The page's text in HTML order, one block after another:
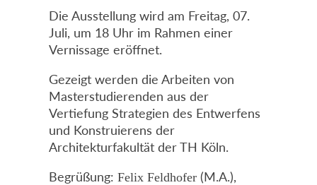
Die Ausstellung wird am Freitag, 07.
Juli, um 18 Uhr im Rahmen einer
Vernissage eröffnet.
Gezeigt werden die Arbeiten von
Masterstudierenden aus der
Vertiefung Strategien des Entwerfens
und Konstruierens der
Architekturfakultät der TH Köln.
Begrüßung: Felix Feldhofer(M.A.),